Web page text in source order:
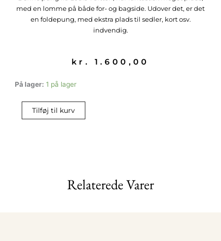
med en lomme på både for- og bagside. Udover det, er det
en foldepung, med ekstra plads til sedler, kort osv.
indvendig.
kr. 1.600,00
På lager: 1 på lager
Louis
Tilføj til kurv
Relaterede Varer